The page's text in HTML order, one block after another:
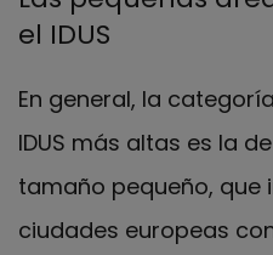
el IDUS
En general, la
IDUS más altas es la
tamaño pequeño, que
ciudades europeas